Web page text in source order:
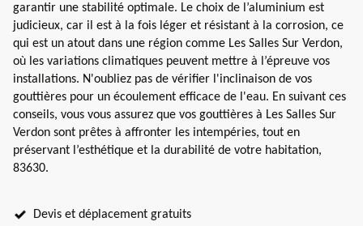
garantir une stabilité optimale. Le choix de l’aluminium est
judicieux, car il est à la fois léger et résistant à la corrosion, ce
qui est un atout dans une région comme Les Salles Sur Verdon,
où les variations climatiques peuvent mettre à l’épreuve vos
installations. N'oubliez pas de vérifier l'inclinaison de vos
gouttières pour un écoulement efficace de l'eau. En suivant ces
conseils, vous vous assurez que vos gouttières à Les Salles Sur
Verdon sont prêtes à affronter les intempéries, tout en
préservant l’esthétique et la durabilité de votre habitation,
83630.
Devis et déplacement gratuits